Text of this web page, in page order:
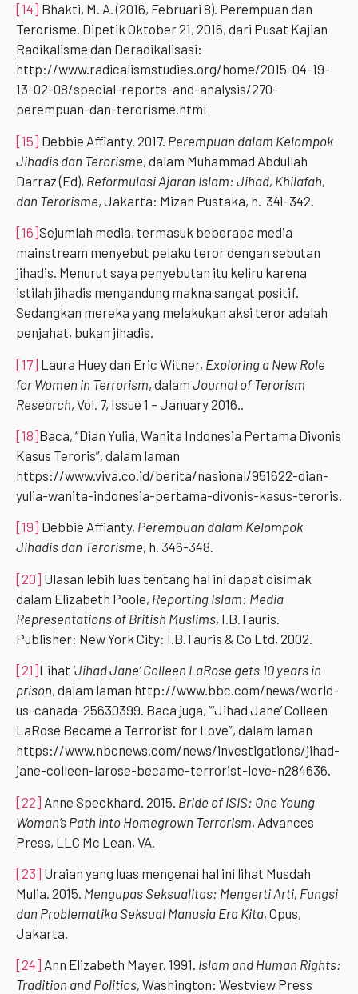
[14] Bhakti, M. A. (2016, Februari 8). Perempuan dan
Terorisme. Dipetik Oktober 21, 2016, dari Pusat Kajian
Radikalisme dan Deradikalisasi:
http://www.radicalismstudies.org/home/2015-04-19-
13-02-08/special-reports-and-analysis/270-
perempuan-dan-terorisme.html
[15] Debbie Affianty. 2017. Perempuan dalam Kelompok
Jihadis dan Terorisme, dalam Muhammad Abdullah
Darraz (Ed), Reformulasi Ajaran Islam: Jihad, Khilafah,
dan Terorisme, Jakarta: Mizan Pustaka, h. 341-342.
[16]Sejumlah media, termasuk beberapa media
mainstream menyebut pelaku teror dengan sebutan
jihadis. Menurut saya penyebutan itu keliru karena
istilah jihadis mengandung makna sangat positif.
Sedangkan mereka yang melakukan aksi teror adalah
penjahat, bukan jihadis.
[17] Laura Huey dan Eric Witner, Exploring a New Role
for Women in Terrorism, dalam Journal of Terorism
Research, Vol. 7, Issue 1 – January 2016..
[18]Baca, “Dian Yulia, Wanita Indonesia Pertama Divonis
Kasus Teroris”, dalam laman
https://www.viva.co.id/berita/nasional/951622-dian-
yulia-wanita-indonesia-pertama-divonis-kasus-teroris.
[19] Debbie Affianty, Perempuan dalam Kelompok
Jihadis dan Terorisme, h. 346-348.
[20] Ulasan lebih luas tentang hal ini dapat disimak
dalam Elizabeth Poole, Reporting Islam: Media
Representations of British Muslims, I.B.Tauris.
Publisher: New York City: I.B.Tauris & Co Ltd, 2002.
[21]Lihat ‘Jihad Jane’ Colleen LaRose gets 10 years in
prison, dalam laman http://www.bbc.com/news/world-
us-canada-25630399. Baca juga, “‘Jihad Jane’ Colleen
LaRose Became a Terrorist for Love”, dalam laman
https://www.nbcnews.com/news/investigations/jihad-
jane-colleen-larose-became-terrorist-love-n284636.
[22] Anne Speckhard. 2015. Bride of ISIS: One Young
Woman’s Path into Homegrown Terrorism, Advances
Press, LLC Mc Lean, VA.
[23] Uraian yang luas mengenai hal ini lihat Musdah
Mulia. 2015. Mengupas Seksualitas: Mengerti Arti, Fungsi
dan Problematika Seksual Manusia Era Kita, Opus,
Jakarta.
[24] Ann Elizabeth Mayer. 1991. Islam and Human Rights:
Tradition and Politics, Washington: Westview Press